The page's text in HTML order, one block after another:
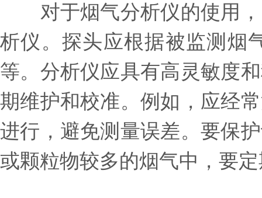
对于烟气分析仪的使用，
析仪。探头应根据被监测烟
等。分析仪应具有高灵敏度
期维护和校准。例如，应经
进行，避免测量误差。要保
或颗粒物较多的烟气中，要